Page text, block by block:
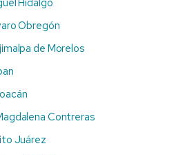
Hidalgo
Obregón
de Morelos
Contreras
Juárez